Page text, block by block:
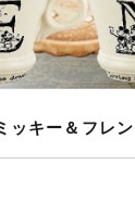
ッキー＆フレ